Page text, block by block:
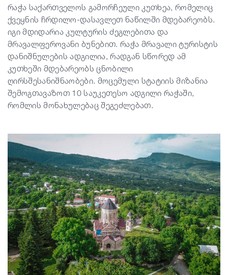
სტატიები
საქართველო
რაჭა საქართველოს გამორჩეული კუთხეა, რომელიც
ქვეყნის ჩრდილო-დასავლეთ ნაწილში მდებარეობს.
იგი მდიდარია კულტურის ძეგლებითა და
მრავალფეროვანი ბუნებით. რაჭა მრავალი ტურისტის
დანიშნულების ადგილია, რადგან სწორედ ამ
კუთხეში მდებარეობს ცნობილი
ღირსშესანიშნაობები. მოცემული სტატიის მიზანია
შემოგთავაზოთ 10 საუკეთესო ადგილი რაჭაში,
რომლის მონახულებაც შეგეძლებათ.